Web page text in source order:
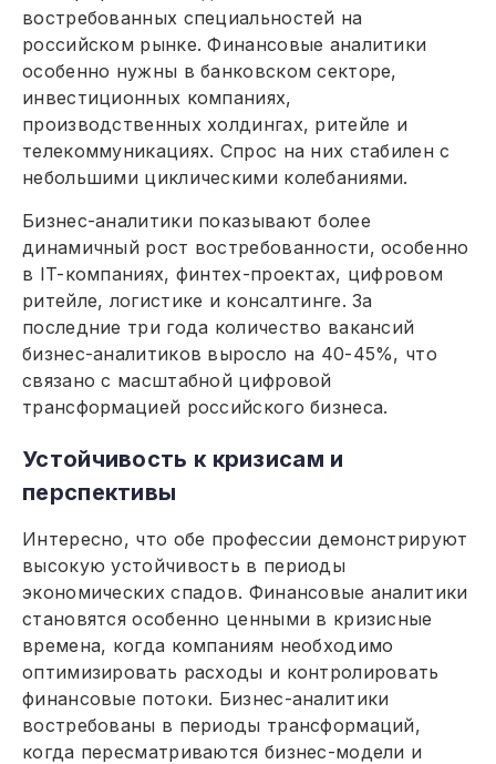
востребованных специальностей на
российском рынке. Финансовые аналитики
особенно нужны в банковском секторе,
инвестиционных компаниях,
производственных холдингах, ритейле и
телекоммуникациях. Спрос на них стабилен с
небольшими циклическими колебаниями.
Бизнес-аналитики показывают более
динамичный рост востребованности, особенно
в IT-компаниях, финтех-проектах, цифровом
ритейле, логистике и консалтинге. За
последние три года количество вакансий
бизнес-аналитиков выросло на 40-45%, что
связано с масштабной цифровой
трансформацией российского бизнеса.
Устойчивость к кризисам и
перспективы
Интересно, что обе профессии демонстрируют
высокую устойчивость в периоды
экономических спадов. Финансовые аналитики
становятся особенно ценными в кризисные
времена, когда компаниям необходимо
оптимизировать расходы и контролировать
финансовые потоки. Бизнес-аналитики
востребованы в периоды трансформаций,
когда пересматриваются бизнес-модели и